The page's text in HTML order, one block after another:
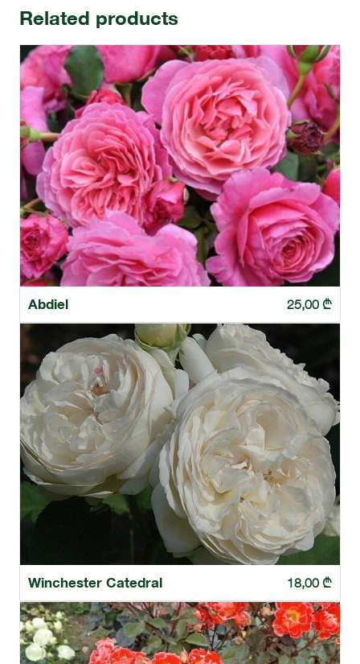
Related products
Abdiel 25,00 ₾
Winchester Catedral 18,00 ₾